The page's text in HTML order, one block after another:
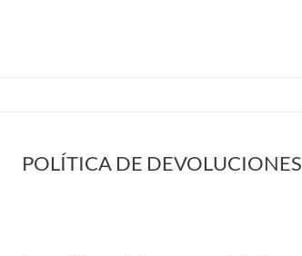
POLÍTICA DE DEVOLUCIONES